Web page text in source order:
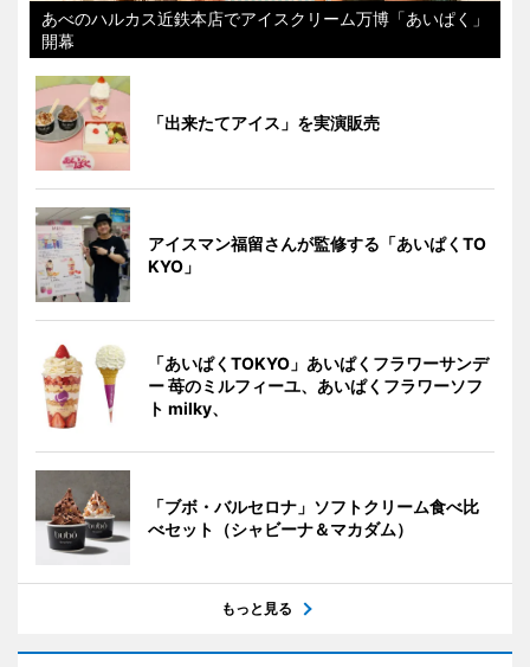
あべのハルカス近鉄本店でアイスクリーム万博「あいぱく」
開幕
「出来たてアイス」を実演販売
アイスマン福留さんが監修する「あいぱくTO
KYO」
「あいぱくTOKYO」あいぱくフラワーサンデ
ー 苺のミルフィーユ、あいぱくフラワーソフ
ト milky、
「ブボ・バルセロナ」ソフトクリーム食べ比
べセット（シャビーナ＆マカダム）
もっと見る